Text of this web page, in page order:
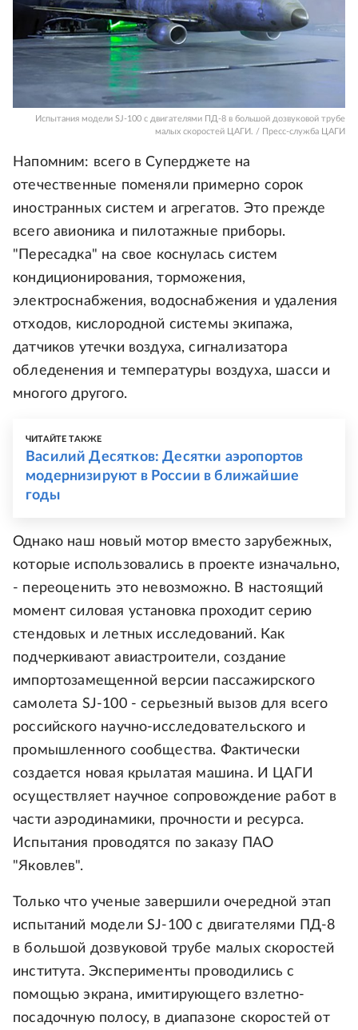
Испытания модели SJ-100 с двигателями ПД-8 в большой дозвуковой трубе
малых скоростей ЦАГИ. / Пресс-служба ЦАГИ
Напомним: всего в Суперджете на
отечественные поменяли примерно сорок
иностранных систем и агрегатов. Это прежде
всего авионика и пилотажные приборы.
"Пересадка" на свое коснулась систем
кондиционирования, торможения,
электроснабжения, водоснабжения и удаления
отходов, кислородной системы экипажа,
датчиков утечки воздуха, сигнализатора
обледенения и температуры воздуха, шасси и
многого другого.
ЧИТАЙТЕ ТАКЖЕ
Василий Десятков: Десятки аэропортов
модернизируют в России в ближайшие
годы
Однако наш новый мотор вместо зарубежных,
которые использовались в проекте изначально,
- переоценить это невозможно. В настоящий
момент силовая установка проходит серию
стендовых и летных исследований. Как
подчеркивают авиастроители, создание
импортозамещенной версии пассажирского
самолета SJ-100 - серьезный вызов для всего
российского научно-исследовательского и
промышленного сообщества. Фактически
создается новая крылатая машина. И ЦАГИ
осуществляет научное сопровождение работ в
части аэродинамики, прочности и ресурса.
Испытания проводятся по заказу ПАО
"Яковлев".
Только что ученые завершили очередной этап
испытаний модели SJ-100 с двигателями ПД-8
в большой дозвуковой трубе малых скоростей
института. Эксперименты проводились с
помощью экрана, имитирующего взлетно-
посадочную полосу, в диапазоне скоростей от